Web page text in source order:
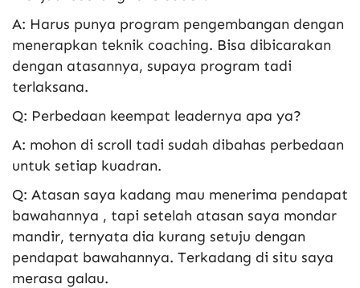
A: Harus punya program pengembangan dengan
menerapkan teknik coaching. Bisa dibicarakan
dengan atasannya, supaya program tadi
terlaksana.
Q: Perbedaan keempat leadernya apa ya?
A: mohon di scroll tadi sudah dibahas perbedaan
untuk setiap kuadran.
Q: Atasan saya kadang mau menerima pendapat
bawahannya , tapi setelah atasan saya mondar
mandir, ternyata dia kurang setuju dengan
pendapat bawahannya. Terkadang di situ saya
merasa galau.